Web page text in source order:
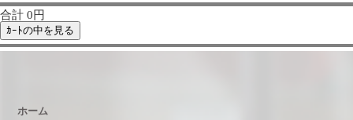
合計 0円
ホーム